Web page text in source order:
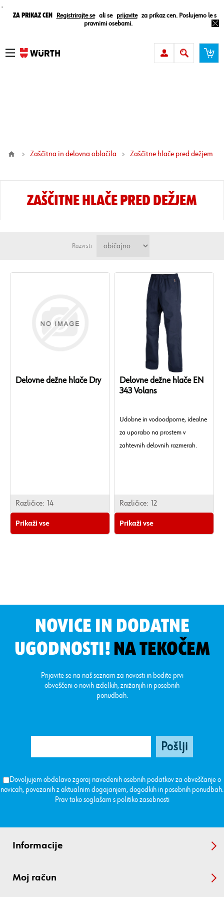
¸
Za prikaz cen Registrirajte se ali se prijavite
za prikaz cen. Poslujemo le s
pravnimi osebami.
Zaščitna in delovna oblačila zaščitne hlače pred dežjem
ZAŠČITNE HLAČE PRED DEŽJEM
Razvrsti
Delovne dežne hlače Dry
Različice: 14
Prikaži vse
Delovne dežne hlače EN
343 Volans
Udobne in vodoodporne, idealne
za uporabo na prostem v
zahtevnih delovnih razmerah.
Različice: 12
Prikaži vse
NOVICE IN DODATNE
UGODNOSTI! NA TEKOČEM
Prijavite se na naš seznam za novosti in bodite prvi
obveščeni o novih izdelkih, znižanjih in posebnih
ponudbah.
Dovoljujem obdelavo zgoraj navedenih osebnih podatkov za obveščanje o
novicah, povezanih z aktualnim dogajanjem, dogodkih in posebnih ponudbah.
Prav tako soglašam s politiko zasebnosti
Informacije
Moj račun